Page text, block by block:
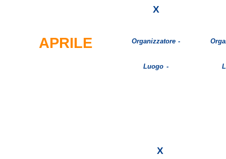
APRILE
X
Organizzatore -
Luogo -
X